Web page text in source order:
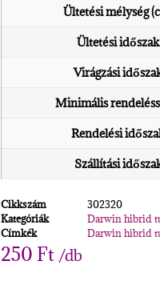
Ültetési mélység
Ültetési időszak
Virágzási
Minimális
Rendelési
Szállítási
Cikkszám
302320
Kategóriák
Darwin hibrid
Címkék
Darwin hibrid
250 Ft /db